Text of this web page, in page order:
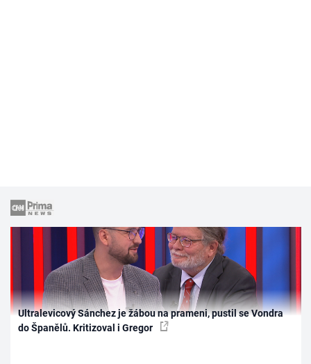
Ultralevicový Sánchez je žábou na prameni, pustil se Vondra
do Španělů. Kritizoval i Gregor